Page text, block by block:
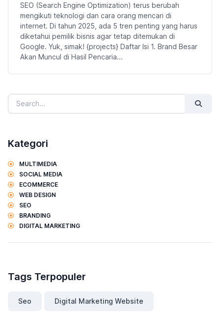
SEO (Search Engine Optimization) terus berubah
mengikuti teknologi dan cara orang mencari di
internet. Di tahun 2025, ada 5 tren penting yang harus
diketahui pemilik bisnis agar tetap ditemukan di
Google. Yuk, simak! {projects} Daftar Isi 1. Brand Besar
Akan Muncul di Hasil Pencaria...
Kategori
MULTIMEDIA
SOCIAL MEDIA
ECOMMERCE
WEB DESIGN
SEO
BRANDING
DIGITAL MARKETING
Tags Terpopuler
Seo Digital Marketing Website